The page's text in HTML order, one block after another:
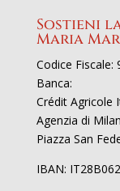
Sostieni
Maria
Codice Fiscale:
Banca:
Crédit Agricole
Agenzia di
Piazza San
IBAN: